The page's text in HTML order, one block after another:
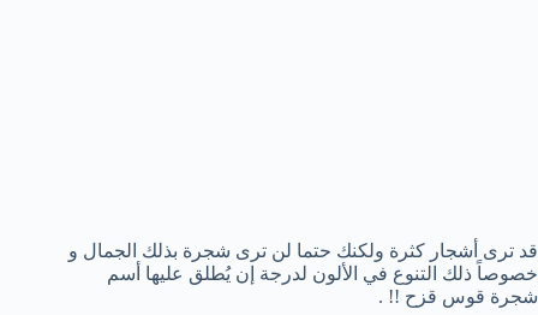
قد ترى أشجار كثرة ولكنك حتما لن ترى شجرة بذلك الجمال و
خصوصاً ذلك التنوع في الألون لدرجة إن يُطلق عليها أسم
شجرة قوس قزح !! .